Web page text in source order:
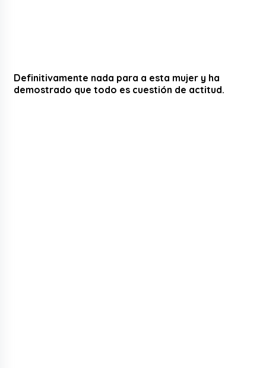
Definitivamente nada para a esta mujer y ha
demostrado que todo es cuestión de actitud.